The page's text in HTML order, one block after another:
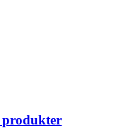
produkter